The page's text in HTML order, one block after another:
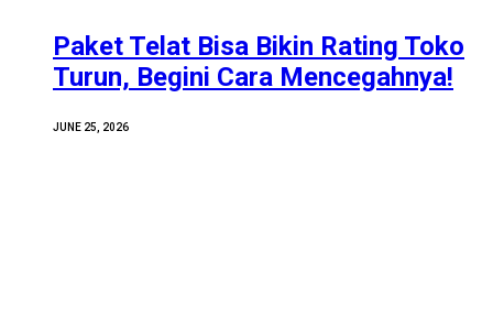
Paket Telat Bisa Bikin Rating Toko
Turun, Begini Cara Mencegahnya!
JUNE 25, 2026